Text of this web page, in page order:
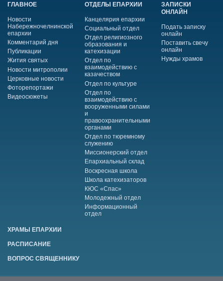
ГЛАВНОЕ
Новости
Набережночелнинской
епархии
Комментарий дня
Публикации
Жития святых
Новости митрополии
Церковные новости
Фоторепортажи
Видеосюжеты
ОТДЕЛЫ ЕПАРХИИ
Канцелярия епархии
Социальный отдел
Отдел религиозного
образования и
катехизации
Отдел по
взаимодействию с
казачеством
Отдел по культуре
Отдел по
взаимодействию с
вооруженными силами
и
правоохранительными
органами
Отдел по тюремному
служению
Миссионерский отдел
Епархиальный склад
Воскресная школа
Школа катехизаторов
КЮС «Спас»
Молодежный отдел
Информационный
отдел
ЗАПИСКИ
ОНЛАЙН
Подать записку
онлайн
Поставить свечу
онлайн
Нужды храмов
ХРАМЫ ЕПАРХИИ
РАСПИСАНИЕ
ВОПРОС СВЯЩЕННИКУ